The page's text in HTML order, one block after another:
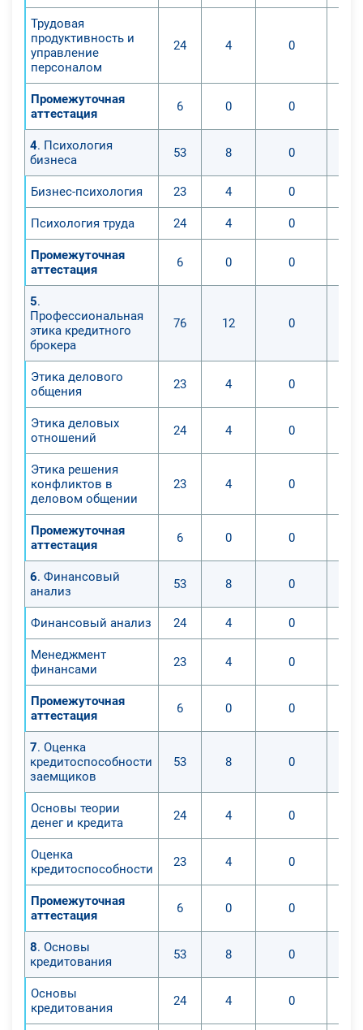
Трудовая
продуктивность и
управление
персоналом
24 4 0
Промежуточная
аттестация
6 0 0
4. Психология
бизнеса
53 8 0
Бизнес-психология 23 4 0
Психология труда 24 4 0
Промежуточная
аттестация
6 0 0
5.
Профессиональная
этика кредитного
брокера
76 12 0
Этика делового
общения
23 4 0
Этика деловых
отношений
24 4 0
Этика решения
конфликтов в
деловом общении
23 4 0
Промежуточная
аттестация
6 0 0
6. Финансовый
анализ
53 8 0
Финансовый анализ 24 4 0
Менеджмент
финансами
23 4 0
Промежуточная
аттестация
6 0 0
7. Оценка
кредитоспособности
заемщиков
53 8 0
Основы теории
денег и кредита
24 4 0
Оценка
кредитоспособности
23 4 0
Промежуточная
аттестация
6 0 0
8. Основы
кредитования
53 8 0
Основы
кредитования
24 4 0